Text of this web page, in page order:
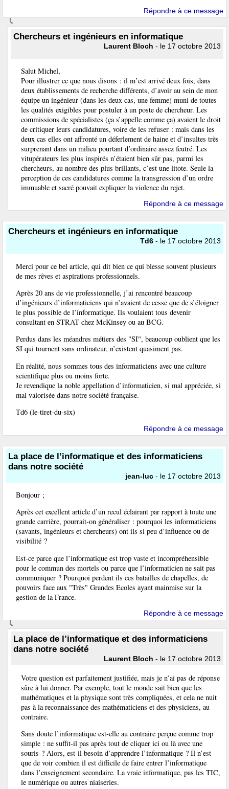
Répondre à ce message
Chercheurs et ingénieurs en informatique
Laurent Bloch - le 17 octobre 2013
Salut Michel,
Pour illustrer ce que nous disons : il m’est arrivé deux fois, dans
deux établissements de recherche différents, d’avoir au sein de mon
équipe un ingénieur (dans les deux cas, une femme) muni de toutes
les qualités exigibles pour postuler à un poste de chercheur. Les
commissions de spécialistes (ça s’appelle comme ça) avaient le droit
de critiquer leurs candidatures, voire de les refuser : mais dans les
deux cas elles ont affronté un déferlement de haine et d’insultes très
surprenant dans un milieu pourtant d’ordinaire assez feutré. Les
vitupérateurs les plus inspirés n’étaient bien sûr pas, parmi les
chercheurs, au nombre des plus brillants, c’est une litote. Seule la
perception de ces candidatures comme la transgression d’un ordre
immuable et sacré pouvait expliquer la violence du rejet.
Répondre à ce message
Chercheurs et ingénieurs en informatique
Td6 - le 17 octobre 2013
Merci pour ce bel article, qui dit bien ce qui blesse souvent plusieurs
de mes rêves et aspirations professionnels.
Après 20 ans de vie professionnelle, j’ai rencontré beaucoup
d’ingénieurs d’informaticiens qui n’avaient de cesse que de s’éloigner
le plus possible de l’informatique. Ils voulaient tous devenir
consultant en STRAT chez McKinsey ou au BCG.
Perdus dans les méandres métiers des "SI", beaucoup oublient que les
SI qui tournent sans ordinateur, n’existent quasiment pas.
En réalité, nous sommes tous des informaticiens avec une culture
scientifique plus ou moins forte.
Je revendique la noble appellation d’informaticien, si mal appréciée, si
mal valorisée dans notre société française.
Td6 (le-tiret-du-six)
Répondre à ce message
La place de l’informatique et des informaticiens
dans notre société
jean-luc - le 17 octobre 2013
Bonjour ;
Après cet excellent article d’un recul éclairant par rapport à toute une
grande carrière, pourrait-on généraliser : pourquoi les informaticiens
(savants, ingénieurs et chercheurs) ont ils si peu d’influence ou de
visibilité ?
Est-ce parce que l’informatique est trop vaste et incompréhensible
pour le commun des mortels ou parce que l’informaticien ne sait pas
communiquer ? Pourquoi perdent ils ces batailles de chapelles, de
pouvoirs face aux "Très" Grandes Ecoles ayant mainmise sur la
gestion de la France.
Répondre à ce message
La place de l’informatique et des informaticiens
dans notre société
Laurent Bloch - le 17 octobre 2013
Votre question est parfaitement justifiée, mais je n’ai pas de réponse
sûre à lui donner. Par exemple, tout le monde sait bien que les
mathématiques et la physique sont très compliquées, et cela ne nuit
pas à la reconnaissance des mathématiciens et des physiciens, au
contraire.
Sans doute l’informatique est-elle au contraire perçue comme trop
simple : ne suffit-il pas après tout de cliquer ici ou là avec une
souris ? Alors, est-il besoin d’apprendre l’informatique ? Il n’est
que de voir combien il est difficile de faire entrer l’informatique
dans l’enseignement secondaire. La vraie informatique, pas les TIC,
le numérique ou autres niaiseries.